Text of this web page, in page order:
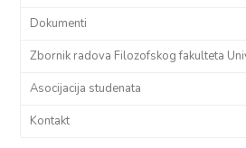
Dokumenti
Zbornik radova Filozofskog fakulteta
Asocijacija studenata
Kontakt